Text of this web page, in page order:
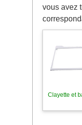
vous avez
Clayette et